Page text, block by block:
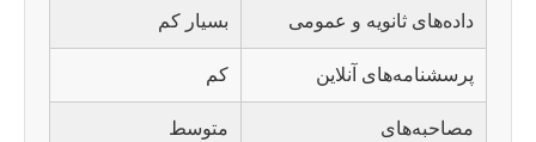
داده‌های ثانویه و عمومی بسیار کم
پرسشنامه‌های آنلاین کم
مصاحبه‌های
متوسط